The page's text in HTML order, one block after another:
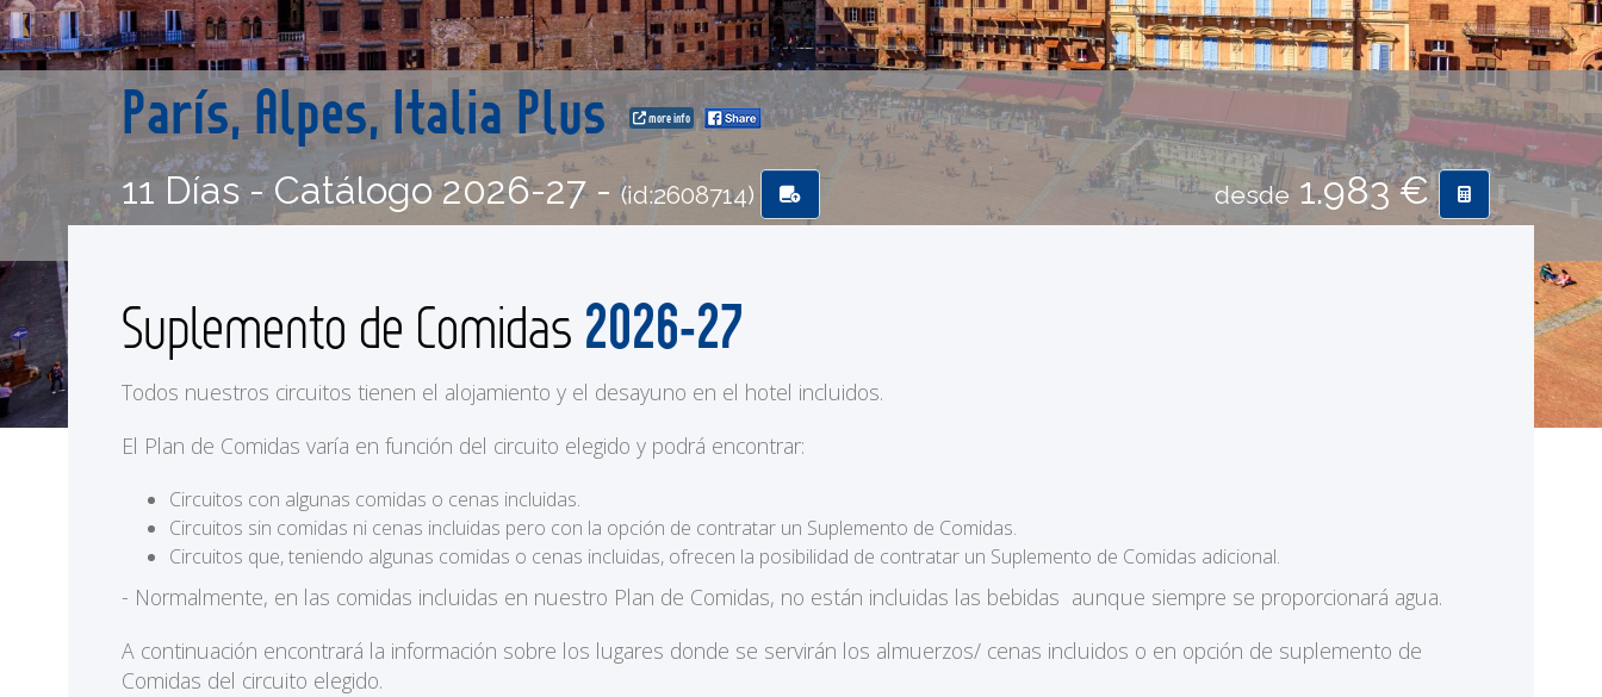
París, Alpes, Italia Plus more info
11 Días - Catálogo 2026-27 -(id:2608714) desde1.983 €
Suplemento de Comidas 2026-27
Todos nuestros circuitos tienen el alojamiento y el desayuno en el hotel incluidos.
El Plan de Comidas varía en función del circuito elegido y podrá encontrar:
Circuitos con algunas comidas o cenas incluidas.
Circuitos sin comidas ni cenas incluidas pero con la opción de contratar un Suplemento de Comidas.
Circuitos que, teniendo algunas comidas o cenas incluidas, ofrecen la posibilidad de contratar un Suplemento de Comidas adicional.
- Normalmente, en las comidas incluidas en nuestro Plan de Comidas, no están incluidas las bebidas aunque siempre se proporcionará agua.
A continuación encontrará la información sobre los lugares donde se servirán los almuerzos/ cenas incluidos o en opción de suplemento de
Comidas del circuito elegido.